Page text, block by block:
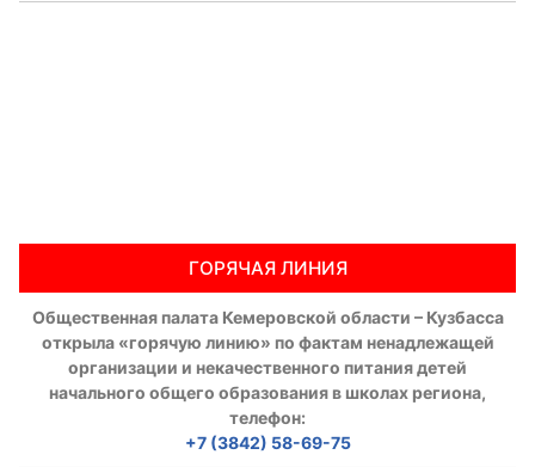
ГОРЯЧАЯ ЛИНИЯ
Общественная палата Кемеровской области – Кузбасса
открыла «горячую линию» по фактам ненадлежащей
организации и некачественного питания детей
начального общего образования в школах региона,
телефон:
+7 (3842) 58-69-75